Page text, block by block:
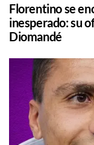
Florentino se
inesperado: su
Diomandé